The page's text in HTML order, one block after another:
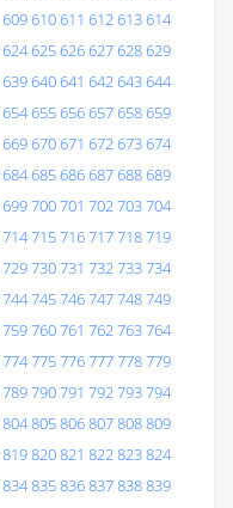
609610611 612613614
624625626627628629
639640641 642643644
654655656657658659
669670671 672673674
684685686687688689
699700701 702703704
714715716717718719
729730731 732733734
744745746747748749
759760761 762763764
774775776777778779
789790791 792793794
804805806807808809
819820821 822823824
834835836837838839